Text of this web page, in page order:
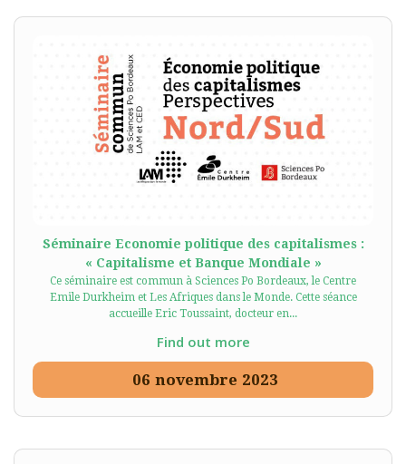
Séminaire Economie politique des capitalismes :
« Capitalisme et Banque Mondiale »
Ce séminaire est commun à Sciences Po Bordeaux, le Centre
Emile Durkheim et Les Afriques dans le Monde. Cette séance
accueille Eric Toussaint, docteur en...
Find out more
06 novembre 2023